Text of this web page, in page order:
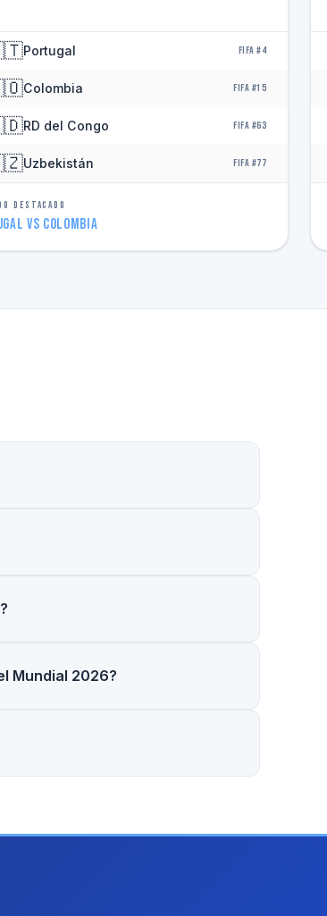
Portugal FIFA #4
Colombia FIFA #15
RD del Congo FIFA #63
Uzbekistán FIFA #77
DESTACADO
vs Colombia
Mundial 2026?